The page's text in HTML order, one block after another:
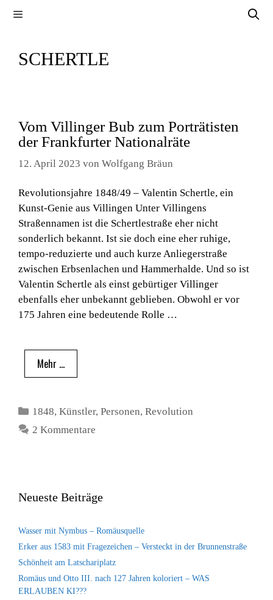
SCHERTLE
Vom Villinger Bub zum Porträtisten
der Frankfurter Nationalräte
12. April 2023 von Wolfgang Bräun
Revolutionsjahre 1848/49 – Valentin Schertle, ein
Kunst-Genie aus Villingen Unter Villingens
Straßennamen ist die Schertlestraße eher nicht
sonderlich bekannt. Ist sie doch eine eher ruhige,
tempo-reduzierte und auch kurze Anliegerstraße
zwischen Erbsenlachen und Hammerhalde. Und so ist
Valentin Schertle als einst gebürtiger Villinger
ebenfalls eher unbekannt geblieben. Obwohl er vor
175 Jahren eine bedeutende Rolle …
Mehr …
Kategorien
1848,Künstler,Personen,Revolution
2 Kommentare
Neueste Beiträge
Wasser mit Nymbus – Romäusquelle
Erker aus 1583 mit Fragezeichen – Versteckt in der Brunnenstraße
Schönheit am Latschariplatz
Romäus und Otto III. nach 127 Jahren koloriert – WAS
ERLAUBEN KI???